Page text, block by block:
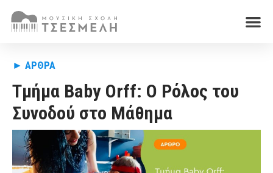
► ΑΡΘΡΑ
Τμήμα Baby Orff: Ο Ρόλος του
Συνοδού στο Μάθημα